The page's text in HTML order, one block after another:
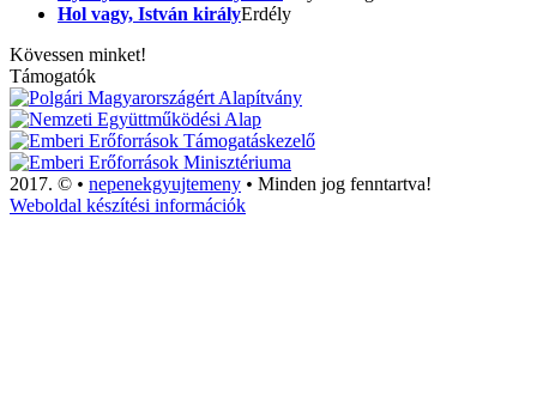
Hol vagy, István királyErdély
Kövessen minket!
Támogatók
2017. © • nepenekgyujtemeny • Minden jog fenntartva!
Weboldal készítési információk